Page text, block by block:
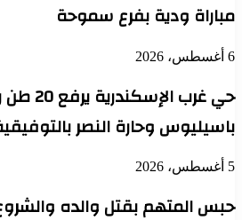
مباراة ودية بفرع سموحة
6 أغسطس، 2026
حي غرب
باسيليوس وحارة النصر
5 أغسطس، 2026
حبس المتهم بقتل والده